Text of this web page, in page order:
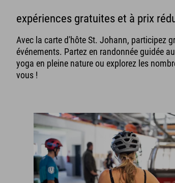
expériences gratuites et à prix
Avec la carte d'hôte St. Johann, participez
événements. Partez en randonnée guidée
yoga en pleine nature ou explorez les
vous !